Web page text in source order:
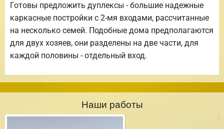
Готовы предложить дуплексы - большие надежные
каркасные постройки с 2-мя входами, рассчитанные
на несколько семей. Подобные дома предполагаются
для двух хозяев, они разделены на две части, для
каждой половины - отдельный вход.
Наши работы